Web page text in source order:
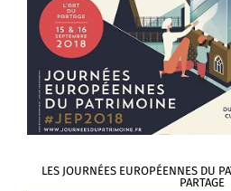
LES JOURNÉES EUROPÉENNES DU
PARTAGE